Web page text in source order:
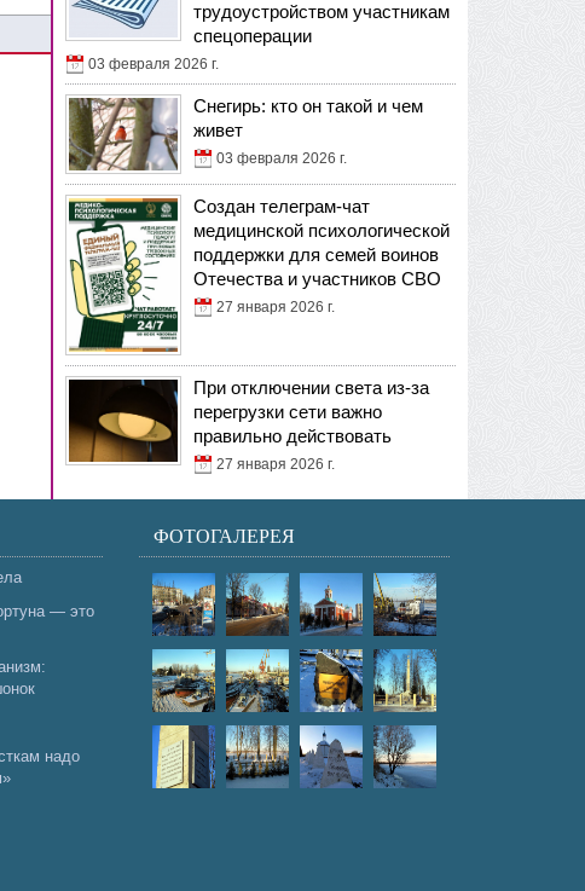
трудоустройством участникам
спецоперации
03 февраля 2026 г.
Снегирь: кто он такой и чем
живет
03 февраля 2026 г.
Создан телеграм-чат
медицинской психологической
поддержки для семей воинов
Отечества и участников СВО
27 января 2026 г.
При отключении света из-за
перегрузки сети важно
правильно действовать
27 января 2026 г.
— это
надо
ФОТОГАЛЕРЕЯ